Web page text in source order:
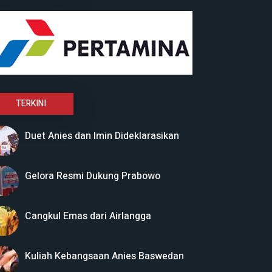
TERKINI
Duet Anies dan Imin Dideklarasikan
Gelora Resmi Dukung Prabowo
Cangkul Emas dari Airlangga
Kuliah Kebangsaan Anies Baswedan